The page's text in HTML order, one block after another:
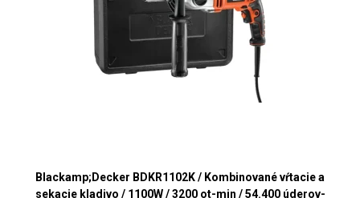
Blackamp;Decker BDKR1102K / Kombinované vŕtacie a
sekacie kladivo / 1100W / 3200 ot-min / 54.400 úderov-